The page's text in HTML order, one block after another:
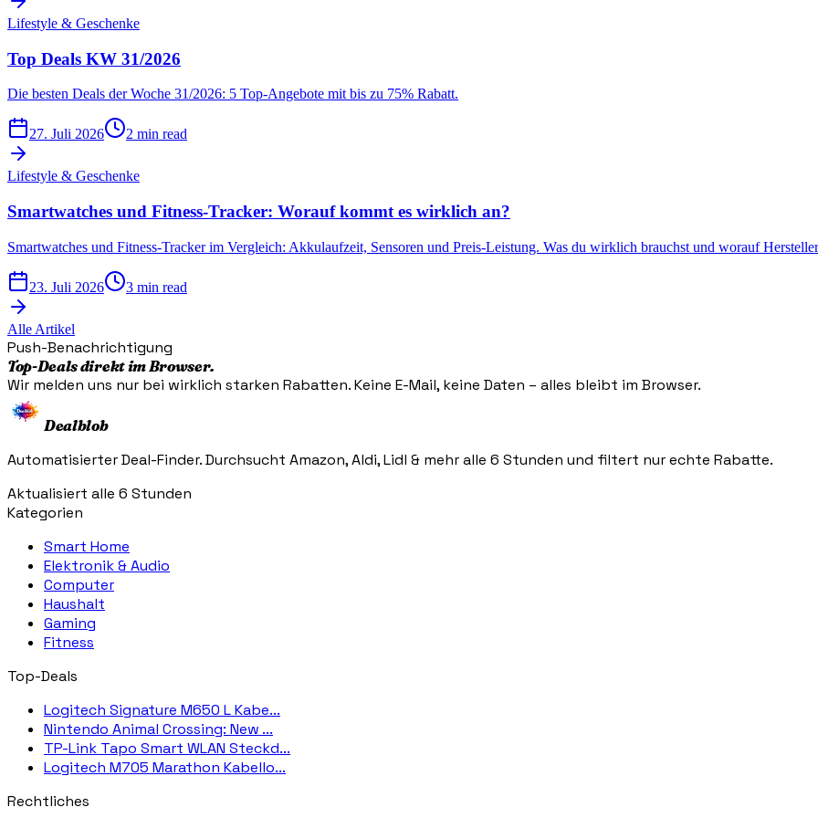
Lifestyle & Geschenke
Top Deals KW 31/2026
Die besten Deals der Woche 31/2026: 5 Top-Angebote mit bis zu 75% Rabatt.
27. Juli 2026 2 min read
Lifestyle & Geschenke
Smartwatches und Fitness-Tracker: Worauf kommt es wirklich an?
Smartwatches und Fitness-Tracker im Vergleich: Akkulaufzeit, Sensoren und Preis-Leistung. Was du wirklich brauchst und worauf
23. Juli 2026 3 min read
Alle Artikel
Push-Benachrichtigung
Top-Deals direkt im Browser.
Wir melden uns nur bei wirklich starken Rabatten. Keine E-Mail, keine Daten – alles bleibt im Browser.
Dealblob
Automatisierter Deal-Finder. Durchsucht Amazon, Aldi, Lidl & mehr alle 6 Stunden und filtert nur echte Rabatte.
Aktualisiert alle 6 Stunden
Kategorien
Smart Home
Elektronik & Audio
Computer
Haushalt
Gaming
Fitness
Top-Deals
Logitech Signature M650 L Kabe...
Nintendo Animal Crossing: New ...
TP-Link Tapo Smart WLAN Steckd...
Logitech M705 Marathon Kabello...
Rechtliches